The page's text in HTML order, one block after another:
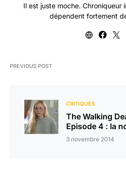
Il est juste moche. Chroniqueur
dépendent fortement
PREVIOUS POST
CRITIQUES
The Walking
Episode 4 : la
3 novembre 2014